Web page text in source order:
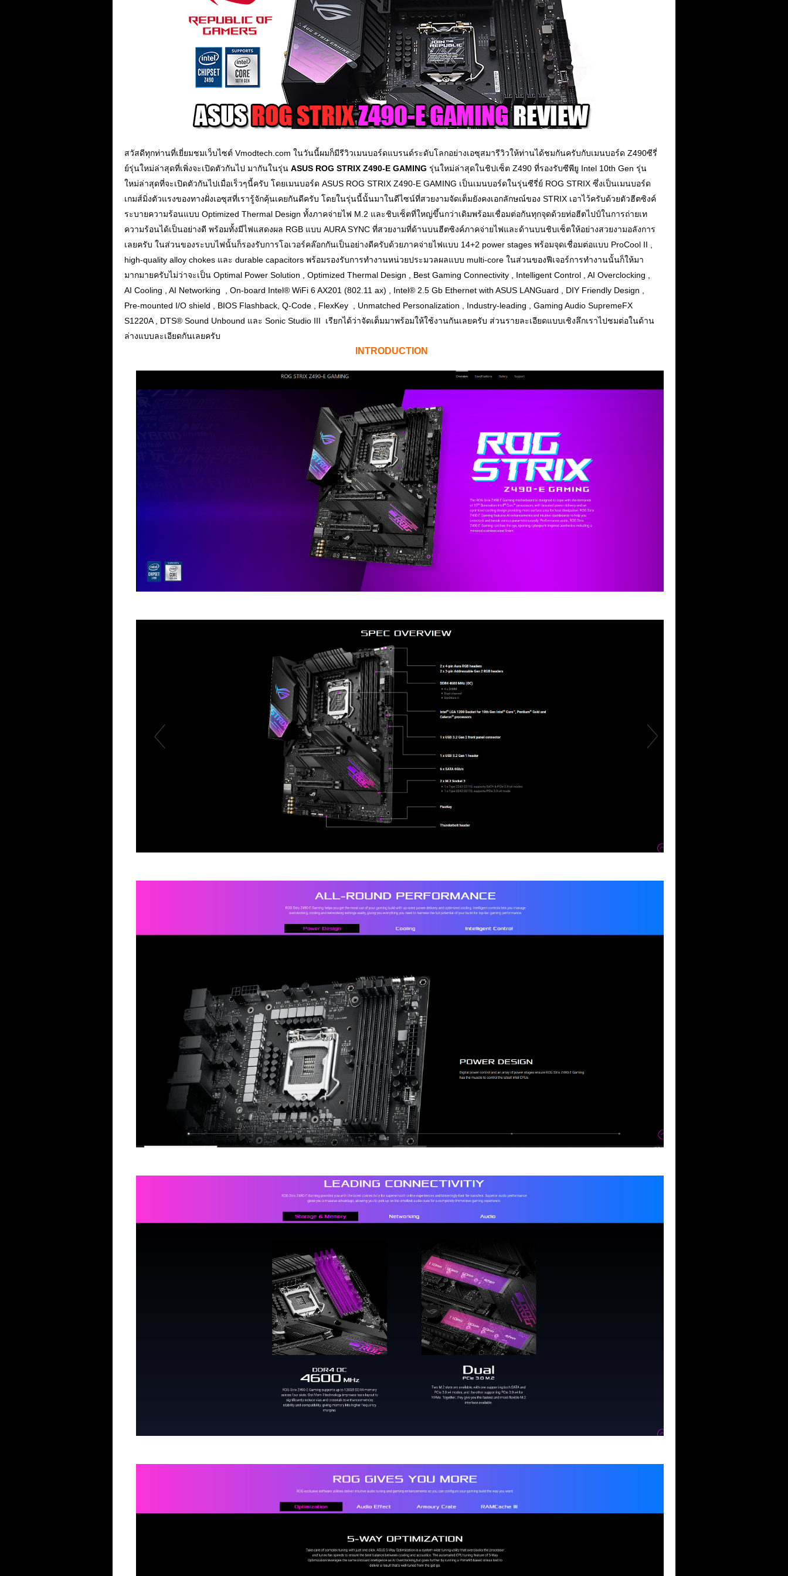
สวัสดีทุกท่านที่เยี่ยมชมเว็บไซต์ Vmodtech.com ในวันนี้ผมก็มีรีวิวเมนบอร์ดแบรนด์ระดับโลกอย่างเอซุสมารีวิวให้ท่านได้ชมกันครับกับเมนบอร์ด Z490ซีรี่
ย์รุ่นใหม่ล่าสุดที่เพิ่งจะเปิดตัวกันไป มากันในรุ่น ASUS ROG STRIX Z490-E GAMING รุ่นใหม่ล่าสุดในชิปเซ็ต Z490 ที่รองรับซีพียู Intel 10th Gen รุ่น
ใหม่ล่าสุดที่จะเปิดตัวกันไปเมื่อเร็วๆนี้ครับ โดยเมนบอร์ด ASUS ROG STRIX Z490-E GAMING เป็นเมนบอร์ดในรุ่นซีรี่ย์ ROG STRIX ซึ่งเป็นเมนบอร์ด
เกมส์มิ่งตัวแรงของทางฝั่งเอซุสที่เรารู้จักคุ้นเคยกันดีครับ โดยในรุ่นนี้นั้นมาในดีไซน์ที่สวยงามจัดเต็มยังคงเอกลักษณ์ของ STRIX เอาไว้ครับด้วยตัวฮีตซิงค์
ระบายความร้อนแบบ Optimized Thermal Design ทั้งภาคจ่ายไฟ M.2 และชิบเซ็ตที่ใหญ่ขึ้นกว่าเดิมพร้อมเชื่อมต่อกันทุกจุดด้วยท่อฮีตไปป์ในการถ่ายเท
ความร้อนได้เป็นอย่างดี พร้อมทั้งมีไฟแสดงผล RGB แบบ AURA SYNC ที่สวยงามที่ด้านบนฮีตซิงค์ภาคจ่ายไฟและด้านบนชิบเซ็ตให้อย่างสวยงามอลังการ
เลยครับ ในส่วนของระบบไฟนั้นก็รองรับการโอเวอร์คล๊อกกันเป็นอย่างดีครับด้วยภาคจ่ายไฟแบบ 14+2 power stages พร้อมจุดเชื่อมต่อแบบ ProCool II ,
high-quality alloy chokes และ durable capacitors พร้อมรองรับการทำงานหน่วยประมวลผลแบบ multi-core ในส่วนของฟีเจอร์การทำงานนั้นก็ให้มา
มากมายครับไม่ว่าจะเป็น Optimal Power Solution , Optimized Thermal Design , Best Gaming Connectivity , Intelligent Control , AI Overclocking ,
AI Cooling , AI Networking , On-board Intel® WiFi 6 AX201 (802.11 ax) , Intel® 2.5 Gb Ethernet with ASUS LANGuard , DIY Friendly Design ,
Pre-mounted I/O shield , BIOS Flashback, Q-Code , FlexKey , Unmatched Personalization , Industry-leading , Gaming Audio SupremeFX
S1220A , DTS® Sound Unbound และ Sonic Studio III เรียกได้ว่าจัดเต็มมาพร้อมให้ใช้งานกันเลยครับ ส่วนรายละเอียดแบบเชิงลึกเราไปชมต่อในด้าน
ล่างแบบละเอียดกันเลยครับ
INTRODUCTION